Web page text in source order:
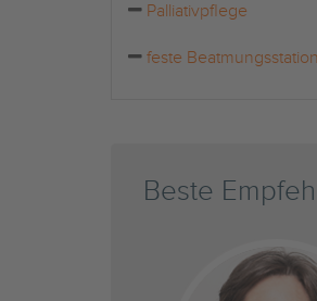
Palliativpflege
feste Beatmungsstation
Beste